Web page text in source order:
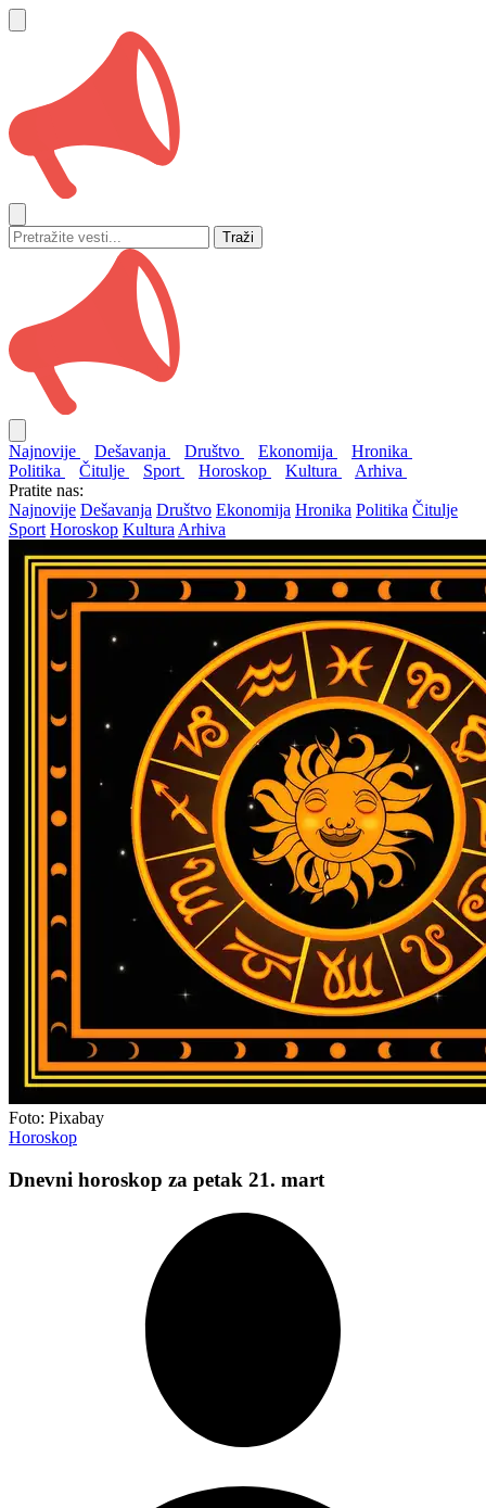
Traži
Najnovije Dešavanja Društvo Ekonomija
Hronika
Politika
Čitulje Sport Horoskop Kultura
Arhiva
Pratite nas:
Najnovije Dešavanja Društvo Ekonomija Hronika Politika Čitulje
Sport Horoskop Kultura Arhiva
Foto: Pixabay
Horoskop
Dnevni horoskop za petak 21. mart